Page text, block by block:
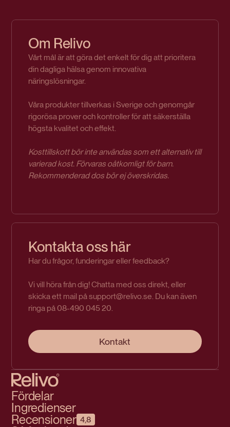
Om Relivo
Vårt mål är att göra det enkelt för dig att prioritera
din dagliga hälsa genom innovativa
näringslösningar.
Våra produkter tillverkas i Sverige och genomgår
rigorösa prover och kontroller för att säkerställa
högsta kvalitet och effekt.
Kosttillskott bör inte användas som ett alternativ till
varierad kost. Förvaras oåtkomligt för barn.
Rekommenderad dos bör ej överskridas.
Kontakta oss här
Har du frågor, funderingar eller feedback?
Vi vill höra från dig! Chatta med oss direkt, eller
skicka ett mail på support@relivo.se. Du kan även
ringa på 08-490 045 20.
Kontakt
Fördelar
Ingredienser
Recensioner 4,8